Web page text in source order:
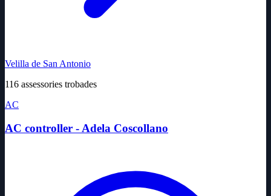
Velilla de San Antonio
116 assessories trobades
AC
AC controller - Adela Coscollano